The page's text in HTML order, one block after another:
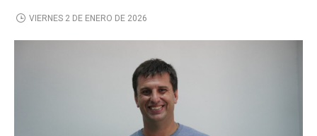
VIERNES 2 DE ENERO DE 2026